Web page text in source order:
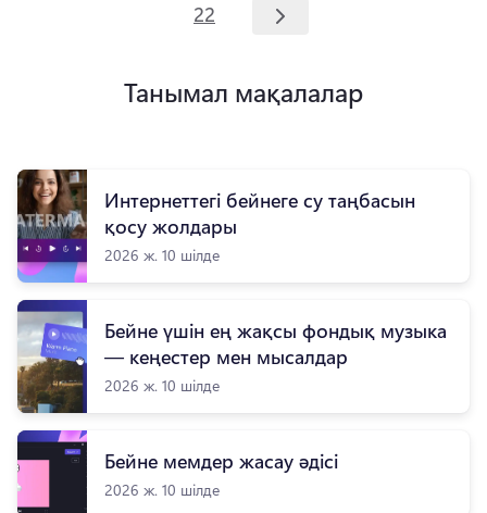
22
Танымал мақалалар
Интернеттегі бейнеге су таңбасын
қосу жолдары
2026 ж. 10 шілде
Бейне үшін ең жақсы фондық музыка
— кеңестер мен мысалдар
2026 ж. 10 шілде
Бейне мемдер жасау әдісі
2026 ж. 10 шілде